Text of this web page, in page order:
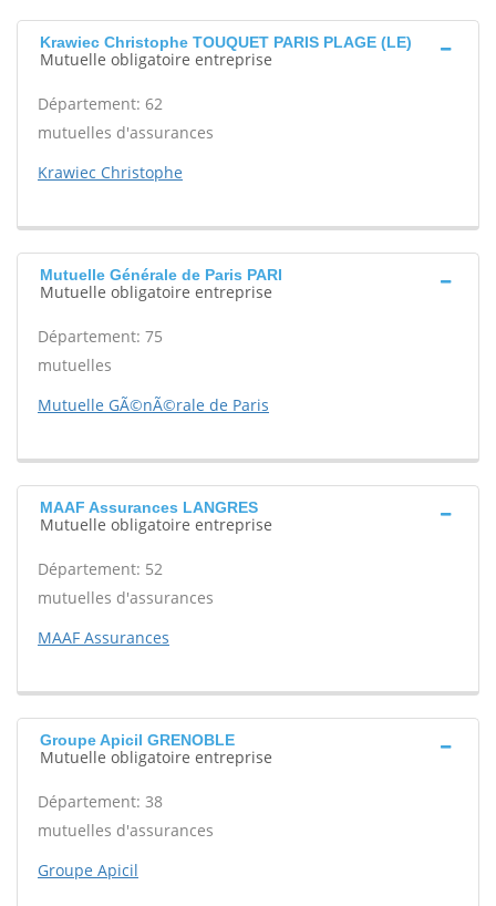
Krawiec Christophe TOUQUET PARIS PLAGE (LE)
Mutuelle obligatoire entreprise
Département: 62
mutuelles d'assurances
Krawiec Christophe
Mutuelle Générale de Paris PARI
Mutuelle obligatoire entreprise
Département: 75
mutuelles
Mutuelle GÃ©nÃ©rale de Paris
MAAF Assurances LANGRES
Mutuelle obligatoire entreprise
Département: 52
mutuelles d'assurances
MAAF Assurances
Groupe Apicil GRENOBLE
Mutuelle obligatoire entreprise
Département: 38
mutuelles d'assurances
Groupe Apicil